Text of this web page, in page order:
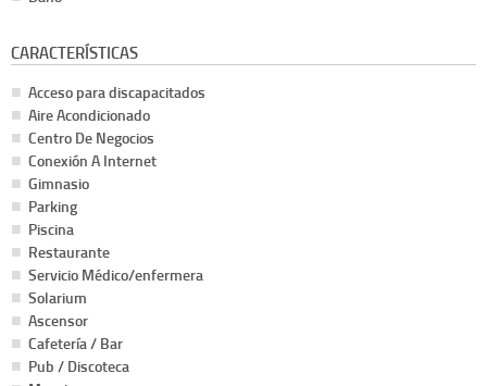
CARACTERÍSTICAS
Acceso para discapacitados
Aire Acondicionado
Centro De Negocios
Conexión A Internet
Gimnasio
Parking
Piscina
Restaurante
Servicio Médico/enfermera
Solarium
Ascensor
Cafetería / Bar
Pub / Discoteca